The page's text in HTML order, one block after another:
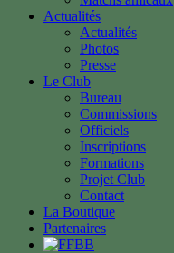
Actualités
Actualités
Photos
Presse
Le Club
Bureau
Commissions
Officiels
Inscriptions
Formations
Projet Club
Contact
La Boutique
Partenaires